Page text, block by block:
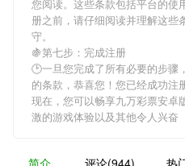
您阅读。这些条款包括平台的使
册之前，请仔细阅读并理解这些
守。
🍇第七步：完成注册
🕑一旦您完成了所有必要的步骤
的条款，恭喜您！您已经成功注
现在，您可以畅享九万彩票安卓
激的游戏体验以及其他令人兴奋
简介 评论(944) 热